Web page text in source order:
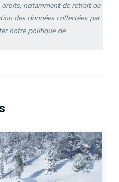
notamment de retrait de
des données collectées par
notre politique de